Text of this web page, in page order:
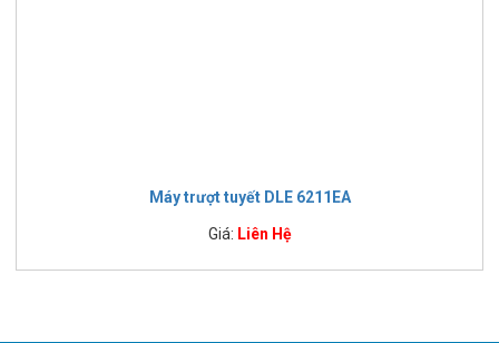
Máy trượt tuyết DLE 6211EA
Giá: Liên Hệ